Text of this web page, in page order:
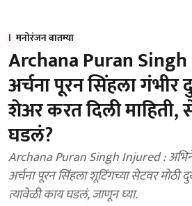
मनोरंजन बातम्या
Archana Puran Singh
अर्चना पूरन सिंहला गंभीर
शेअर करत दिली
घडलं?
Archana Puran Singh Injured :
अर्चना पूरन सिंहला शूटिंगच्या सेटवर
त्यावेळी काय घडलं, जाणून घ्या.